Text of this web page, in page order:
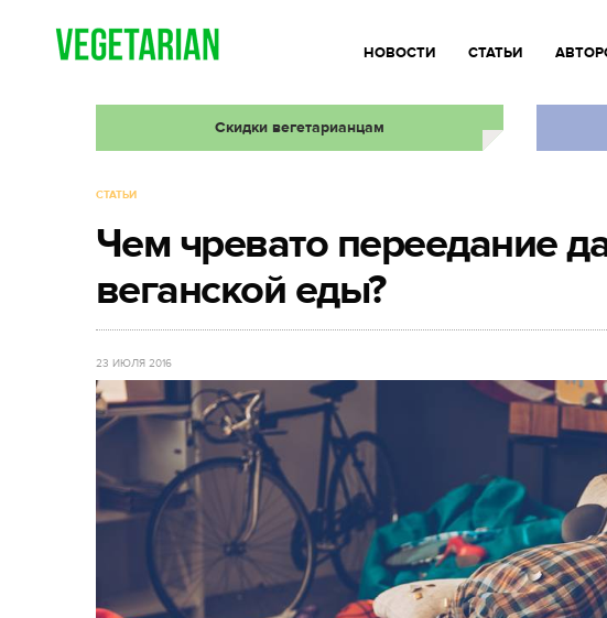
НОВОСТИ СТАТЬИ
Скидки вегетарианцам
СТАТЬИ
Чем чревато переедание
веганской еды?
23 ИЮЛЯ 2016